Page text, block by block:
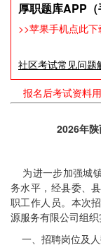
厚职题库APP（
>>苹果手机点此下
社区考试常见问题
报名后考试资料
2026年
为进一步加强城
务水平，经县委、
职工作人员。本次
源服务有限公司组
一、招聘岗位及